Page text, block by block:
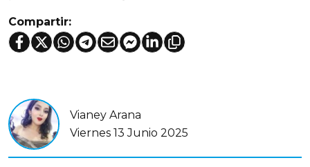
Compartir:
Vianey Arana
Viernes 13 Junio 2025